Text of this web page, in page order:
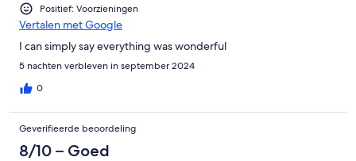
Positief: Voorzieningen
Vertalen met Google
I can simply say everything was wonderful
5 nachten verbleven in september 2024
0
Geverifieerde beoordeling
8/10 – Goed